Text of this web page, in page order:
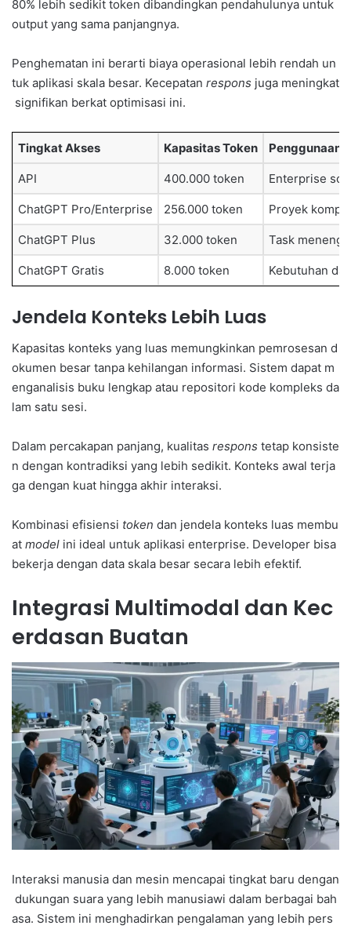
80% lebih sedikit token dibandingkan pendahulunya untuk
output yang sama panjangnya.
Penghematan ini berarti biaya operasional lebih rendah un
tuk aplikasi skala besar. Kecepatan respons juga meningkat
signifikan berkat optimisasi ini.
Tingkat Akses Kapasitas Token Penggunaan
API 400.000 token Enterprise
ChatGPT Pro/Enterprise 256.000 token Proyek
ChatGPT Plus 32.000 token Task
ChatGPT Gratis 8.000 token Kebutuhan
Jendela Konteks Lebih Luas
Kapasitas konteks yang luas memungkinkan pemrosesan d
okumen besar tanpa kehilangan informasi. Sistem dapat m
enganalisis buku lengkap atau repositori kode kompleks da
lam satu sesi.
Dalam percakapan panjang, kualitas respons tetap konsiste
n dengan kontradiksi yang lebih sedikit. Konteks awal terja
ga dengan kuat hingga akhir interaksi.
Kombinasi efisiensi token dan jendela konteks luas membu
at model ini ideal untuk aplikasi enterprise. Developer bisa
bekerja dengan data skala besar secara lebih efektif.
Integrasi Multimodal dan Kec
erdasan Buatan
Interaksi manusia dan mesin mencapai tingkat baru dengan
dukungan suara yang lebih manusiawi dalam berbagai bah
asa. Sistem ini menghadirkan pengalaman yang lebih pers